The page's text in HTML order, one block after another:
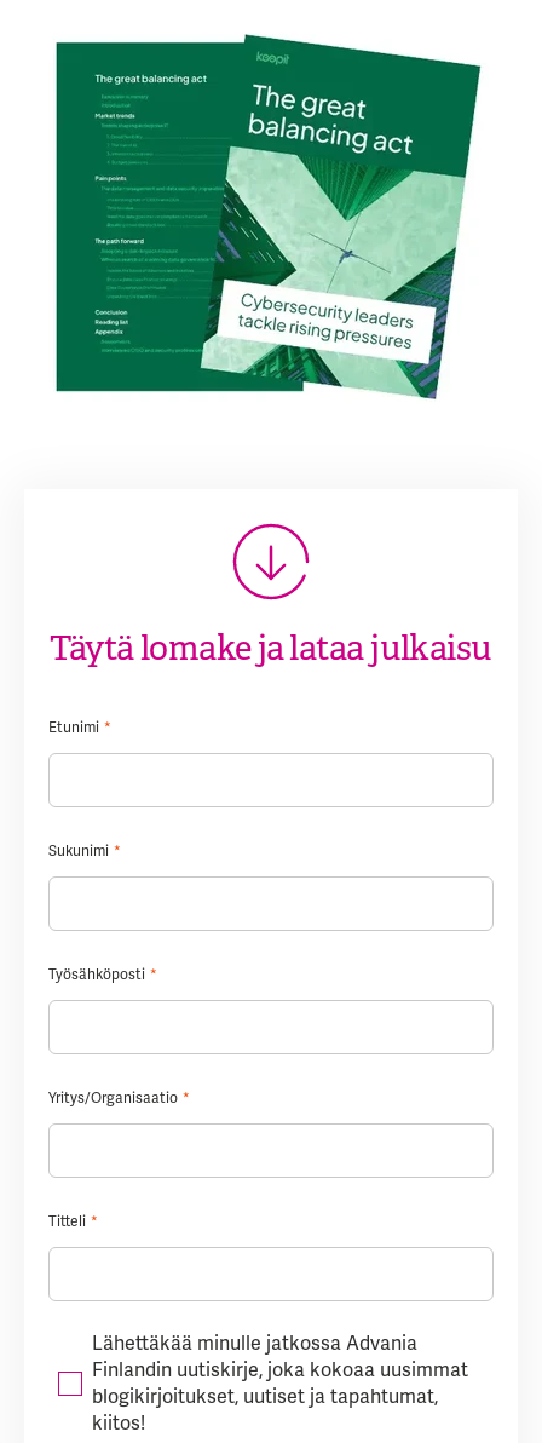
Täytä lomake ja lataa julkaisu
Etunimi *
Sukunimi *
Työsähköposti *
Yritys/Organisaatio *
Titteli *
Lähettäkää minulle jatkossa Advania
Finlandin uutiskirje, joka kokoaa uusimmat
blogikirjoitukset, uutiset ja tapahtumat,
kiitos!